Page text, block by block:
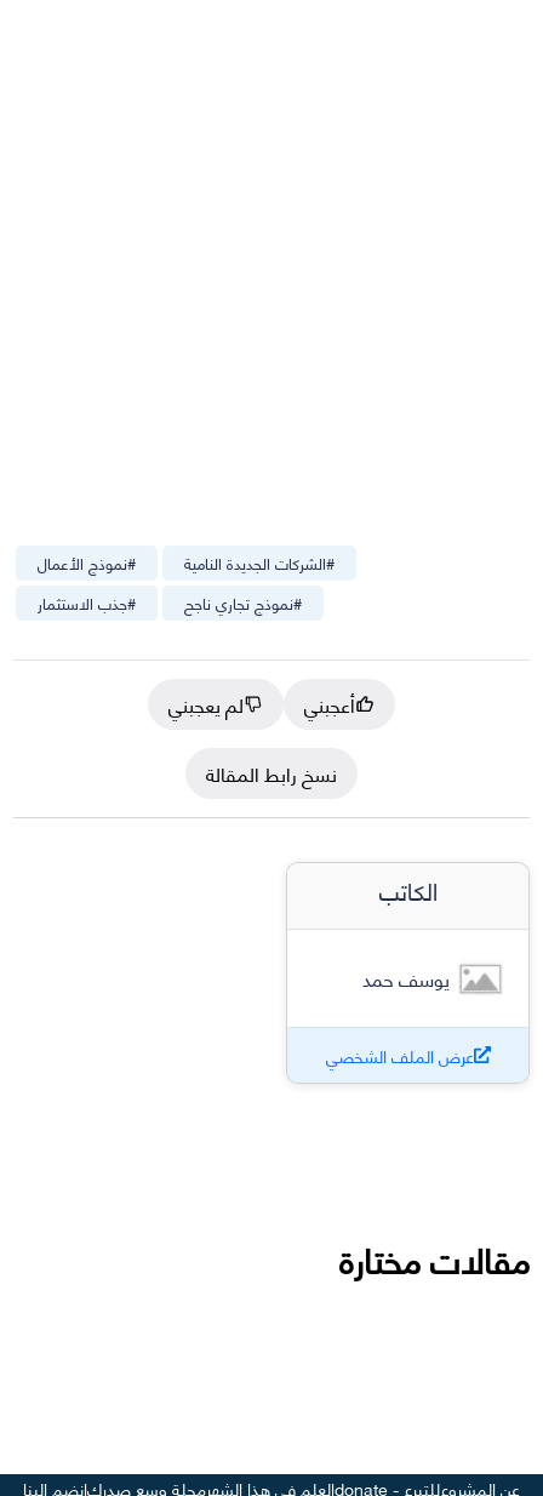
#نموذج الأعمال #الشركات الجديدة النامية
#جذب الاستثمار #نموذج تجاري ناجح
أعجبني
لم يعجبني
نسخ رابط المقالة
الكاتب
يوسف حمد
عرض الملف الشخصي
مقالات مختارة
عن المشروعللتبرع - donate العلم في هذا الشهرمجلة وسع صدركانضم إلينا